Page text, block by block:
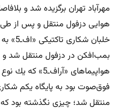
مهرآباد تهران برگزیده شد و
هوایی دزفول منتقل و پس از طی
بمب‌افكن در دزفول منتقل شد و
هواپیماهای
فوق‌صوت بود به پایگاه یكم
منتقل شد؛ چیزی نگذشته بود